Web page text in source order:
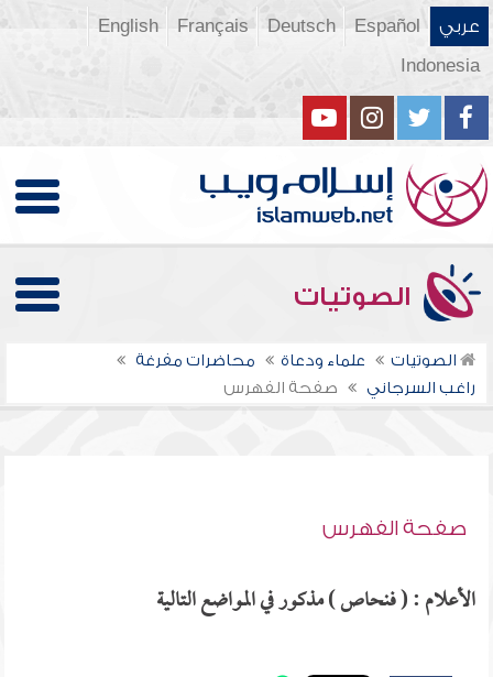
عربي Español
Deutsch
Français
English
Indonesia
الصوتيات
الصوتيات علماء ودعاة
محاضرات مفرغة
راغب السرجاني
صفحة الفهرس
صفحة الفهرس
الأعلام : ( فنحاص ) مذكور في المواضع التالية